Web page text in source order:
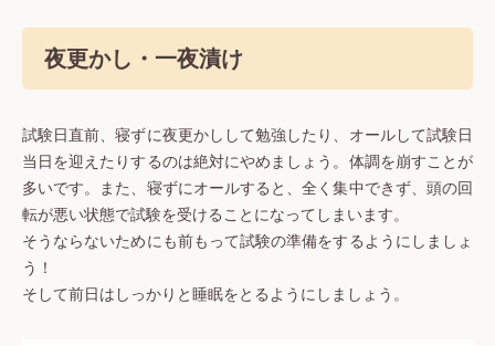
夜更かし・一夜漬け
試験日直前、寝ずに夜更かしして勉強したり、オールして試験日
当日を迎えたりするのは絶対にやめましょう。体調を崩すことが
多いです。また、寝ずにオールすると、全く集中できず、頭の回
転が悪い状態で試験を受けることになってしまいます。
そうならないためにも前もって試験の準備をするようにしましょ
う！
そして前日はしっかりと睡眠をとるようにしましょう。